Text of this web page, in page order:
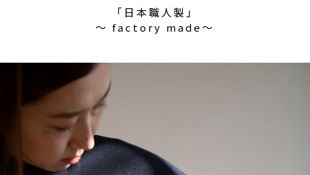
「日本職人製」
〜 factory made〜